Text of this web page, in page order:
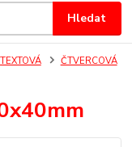
Hledat
TEXTOVÁ
ČTVERCOVÁ